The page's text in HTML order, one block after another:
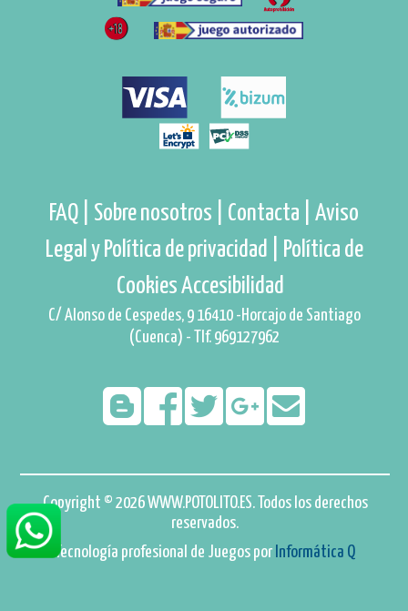
FAQ | Sobre nosotros | Contacta |
Aviso
Legal y Política de privacidad |
Política de
CookiesAccesibilidad
C/ Alonso de Cespedes, 9 16410 -Horcajo de Santiago
(Cuenca) - Tlf. 969127962
Copyright © 2026 WWW.POTOLITO.ES. Todos los derechos
reservados.
Tecnología profesional de Juegos por Informática Q